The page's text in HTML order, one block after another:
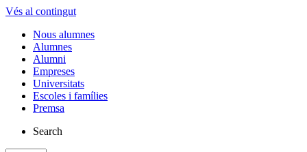
Vés al contingut
Nous alumnes
Alumnes
Alumni
Empreses
Universitats
Escoles i famílies
Premsa
Search